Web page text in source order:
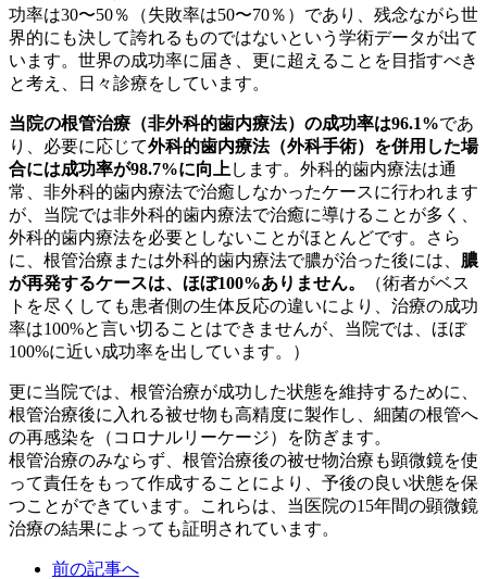
功率は30〜50％（失敗率は50〜70％）であり、残念ながら世
界的にも決して誇れるものではないという学術データが出て
います。世界の成功率に届き、更に超えることを目指すべき
と考え、日々診療をしています。
当院の根管治療（非外科的歯内療法）の成功率は96.1%であ
り、必要に応じて外科的歯内療法（外科手術）を併用した場
合には成功率が98.7%に向上 します。外科的歯内療法は通
常、非外科的歯内療法で治癒しなかったケースに行われます
が、当院では非外科的歯内療法で治癒に導けることが多く、
外科的歯内療法を必要としないことがほとんどです。さら
に、根管治療または外科的歯内療法で膿が治った後には、 膿
が再発するケースは、ほぼ100%ありません。
（術者がベス
トを尽くしても患者側の生体反応の違いにより、治療の成功
率は100%と言い切ることはできませんが、当院では、ほぼ
100%に近い成功率を出しています。）
更に当院では、根管治療が成功した状態を維持するために、
根管治療後に入れる被せ物も高精度に製作し、細菌の根管へ
の再感染を（コロナルリーケージ）を防ぎます。
根管治療のみならず、根管治療後の被せ物治療も顕微鏡を使
って責任をもって作成することにより、予後の良い状態を保
つことができています。これらは、当医院の15年間の顕微鏡
治療の結果によっても証明されています。
前の記事へ